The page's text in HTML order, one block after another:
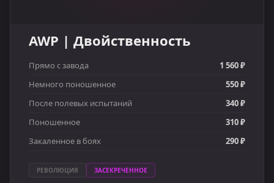
AWP | Двойственность
Прямо с завода
1 560 ₽
Немного поношенное
550 ₽
После полевых испытаний
340 ₽
Поношенное
310 ₽
Закаленное в боях
290 ₽
РЕВОЛЮЦИЯ ЗАСЕКРЕЧЕННОЕ